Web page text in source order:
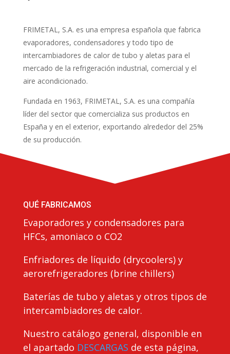
FRIMETAL, S.A. es una empresa española que fabrica
evaporadores, condensadores y todo tipo de
intercambiadores de calor de tubo y aletas para el
mercado de la refrigeración industrial, comercial y el
aire acondicionado.
Fundada en 1963, FRIMETAL, S.A. es una compañía
líder del sector que comercializa sus productos en
España y en el exterior, exportando alrededor del 25%
de su producción.
QUÉ FABRICAMOS
Evaporadores y condensadores para
HFCs, amoniaco o CO2
Enfriadores de líquido (drycoolers) y
aerorefrigeradores (brine chillers)
Baterías de tubo y aletas y otros tipos de
intercambiadores de calor.
Nuestro catálogo general, disponible en
el apartado DESCARGAS de esta página,